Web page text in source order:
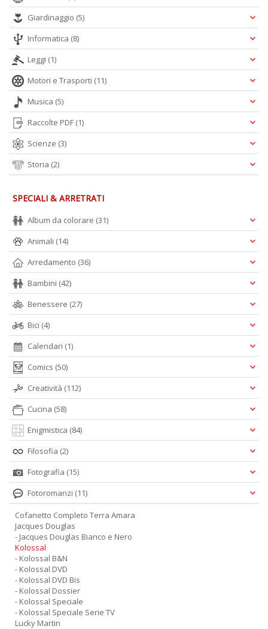
Giardinaggio (5)
Informatica (8)
Leggi (1)
Motori e Trasporti (11)
Musica (5)
Raccolte PDF (1)
Scienze (3)
Storia (2)
SPECIALI & ARRETRATI
Album da colorare (31)
Animali (14)
Arredamento (36)
Bambini (42)
Benessere (27)
Bici (4)
Calendari (1)
Comics (50)
Creatività (112)
Cucina (58)
Enigmistica (84)
Filosofia (2)
Fotografia (15)
Fotoromanzi (11)
Cofanetto Completo Terra Amara
Jacques Douglas
- Jacques Douglas Bianco e Nero
Kolossal
- Kolossal B&N
- Kolossal DVD
- Kolossal DVD Bis
- Kolossal Dossier
- Kolossal Speciale
- Kolossal Speciale Serie TV
Lucky Martin